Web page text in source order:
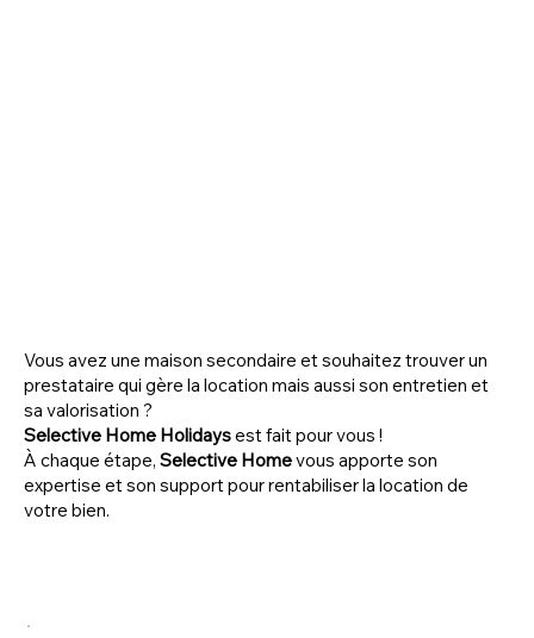
Vous avez une maison secondaire et souhaitez trouver un
prestataire qui gère la location mais aussi son entretien et
sa valorisation ?
Selective Home Holidaysest fait pour vous !
À chaque étape,Selective Homevous apporte son
expertise et son support pour rentabiliser la location de
votre bien.